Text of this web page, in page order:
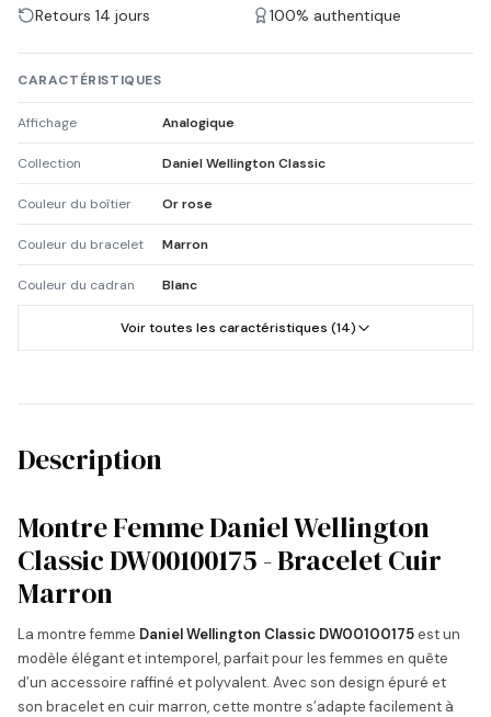
Retours 14 jours
100% authentique
CARACTÉRISTIQUES
Affichage Analogique
Collection Daniel Wellington Classic
Couleur du boîtier Or rose
Couleur du bracelet Marron
Couleur du cadran Blanc
Voir toutes les caractéristiques (14)
Description
Montre Femme Daniel Wellington
Classic DW00100175 - Bracelet Cuir
Marron
La montre femme Daniel Wellington Classic DW00100175est un
modèle élégant et intemporel, parfait pour les femmes en quête
d’un accessoire raffiné et polyvalent. Avec son design épuré et
son bracelet en cuir marron, cette montre s’adapte facilement à